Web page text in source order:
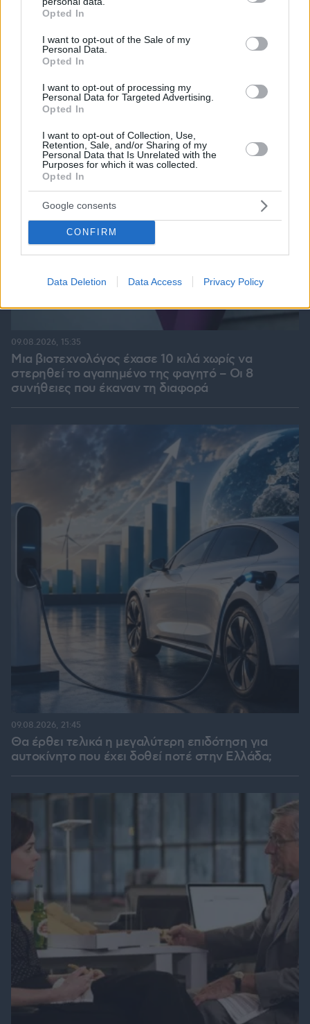
grant or deny consent to Google and its third-party tags to
use your data for below specified purposes in below Google
consent section.
Opted In
I want to opt-out of the Sale of my
Personal Data.
Opted In
I want to opt-out of processing my
Personal Data for Targeted Advertising.
Opted In
I want to opt-out of Collection, Use,
Retention, Sale, and/or Sharing of my
Personal Data that Is Unrelated with the
Purposes for which it was collected.
Opted In
Google consents
CONFIRM
Data Deletion Data Access Privacy Policy
Best of Network
Μια βιοτεχνολόγος έχασε 10 κιλά χωρίς να
στερηθεί το αγαπημένο της φαγητό – Οι 8
συνήθειες που έκαναν τη διαφορά
09.08.2026, 15:35
Θα έρθει τελικά η μεγαλύτερη επιδότηση για
αυτοκίνητο που έχει δοθεί ποτέ στην Ελλάδα;
09.08.2026, 21:45